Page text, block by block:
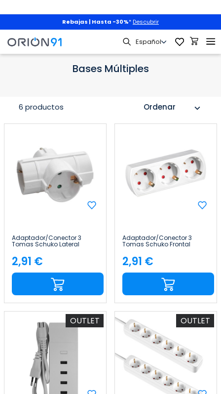
Rebajas | Hasta -30%* Descubrir
Hogar Electricidad Bases Múltiples
Bases Múltiples
Ordenar expand_more
6 productos
Adaptador/Conector 3
Tomas Schuko Lateral
Precio
2,91 €
Adaptador/Conector 3
Tomas Schuko Frontal
Precio
2,91 €
OUTLET OUTLET